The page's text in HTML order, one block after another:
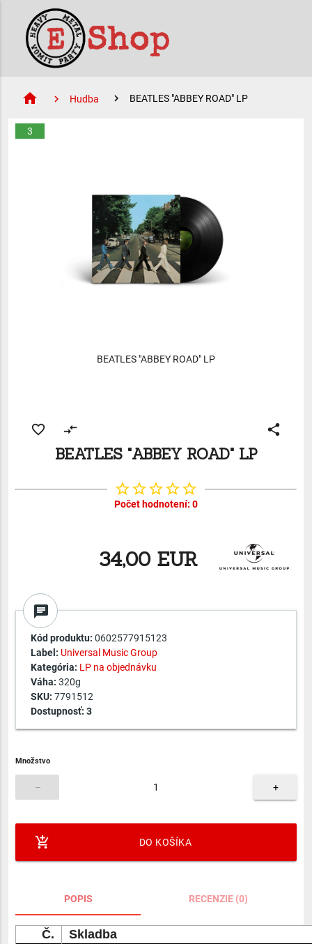
home Hudba BEATLES "ABBEY ROAD" LP
3
BEATLES "ABBEY ROAD" LP
favorite_border compare_arrows share
BEATLES "ABBEY ROAD" LP
star_borderstar_borderstar_borderstar_borderstar_border
Počet hodnotení: 0
34,00 EUR
chat
Kód produktu: 0602577915123
Label: Universal Music Group
Kategória: LP na objednávku
Váha: 320g
SKU: 7791512
Dostupnosť: 3
Množstvo
– +
add_shopping_cart DO KOŠÍKA
POPIS RECENZIE (0)
Č.
Skladba